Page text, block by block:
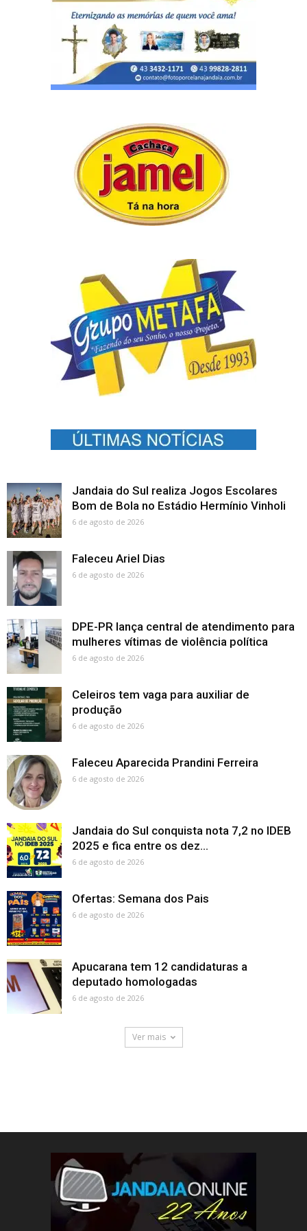
Jandaia do Sul realiza Jogos Escolares
Bom de Bola no Estádio Hermínio Vinholi
6 de agosto de 2026
Faleceu Ariel Dias
6 de agosto de 2026
DPE-PR lança central de atendimento para
mulheres vítimas de violência política
6 de agosto de 2026
Celeiros tem vaga para auxiliar de
produção
6 de agosto de 2026
Faleceu Aparecida Prandini Ferreira
6 de agosto de 2026
Jandaia do Sul conquista nota 7,2 no IDEB
2025 e fica entre os dez...
6 de agosto de 2026
Ofertas: Semana dos Pais
6 de agosto de 2026
Apucarana tem 12 candidaturas a
deputado homologadas
6 de agosto de 2026
Ver mais